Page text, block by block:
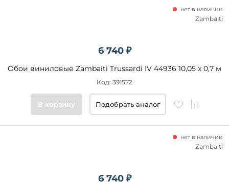
6 740 ₽
Обои виниловые Zambaiti Trussardi IV 44936 10,05 x 0,7 м
нет в наличии
Код: 391572
Zambaiti
В корзину Подобрать аналог
6 740 ₽
нет в наличии
Zambaiti